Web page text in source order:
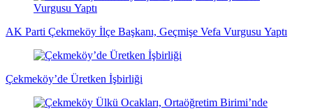
AK Parti Çekmeköy İlçe Başkanı, Geçmişe Vefa Vurgusu Yaptı
Çekmeköy’de Üretken İşbirliği